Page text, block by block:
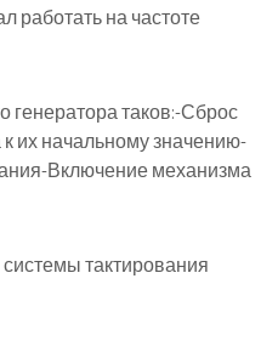
работать на частоте
генератора таков:-Сброс
к их начальному значению-
Включение механизма
тактирования